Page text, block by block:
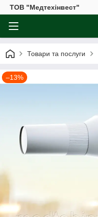
ТОВ "Медтехінвест"
Товари та послуги
–13%